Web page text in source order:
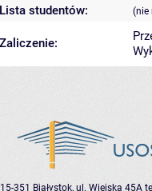
Lista studentów: (nie
Zaliczenie:
15-351 Białystok, ul. Wiejska 45A